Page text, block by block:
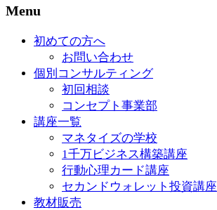
Menu
初めての方へ
お問い合わせ
個別コンサルティング
初回相談
コンセプト事業部
講座一覧
マネタイズの学校
1千万ビジネス構築講座
行動心理カード講座
セカンドウォレット投資講座
教材販売